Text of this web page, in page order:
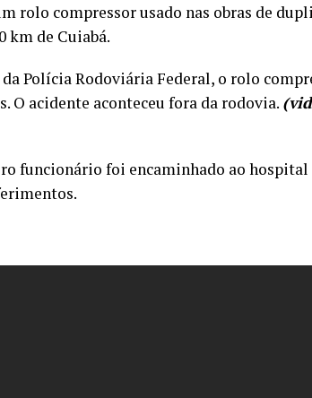
rolo compressor usado nas obras de
km de Cuiabá.
Polícia Rodoviária Federal, o rolo
O acidente aconteceu fora da rodovia.
funcionário foi encaminhado ao hospital